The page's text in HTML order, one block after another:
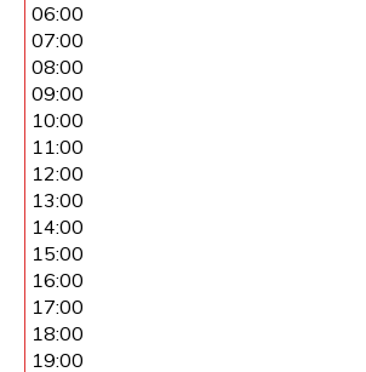
06:00
07:00
08:00
09:00
10:00
11:00
12:00
13:00
14:00
15:00
16:00
17:00
18:00
19:00